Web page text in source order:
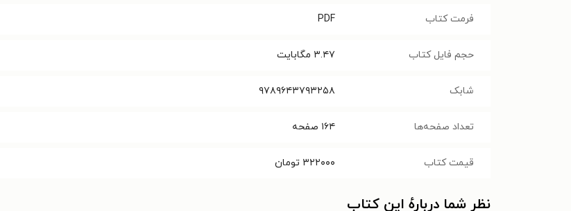
فرمت کتاب PDF
حجم فایل کتاب ۳.۴۷ مگابایت
شابک ۹۷۸۹۶۴۳۷۹۳۲۵۸
تعداد صفحه‌ها ۱۶۴ صفحه
قیمت کتاب ۳۲۲۰۰۰ تومان
نظر شما دربارهٔ این کتاب